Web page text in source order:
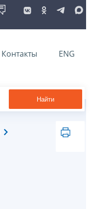
Контакты ENG
Найти